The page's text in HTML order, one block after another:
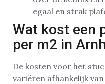
egaal en strak
Wat kost een
per m2 in
De kosten voor het
variëren afhankelijk